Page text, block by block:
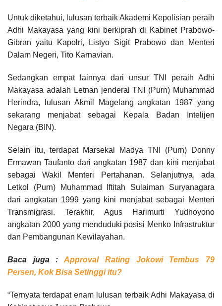
Untuk diketahui, lulusan terbaik Akademi Kepolisian peraih
Adhi Makayasa yang kini berkiprah di Kabinet Prabowo-
Gibran yaitu Kapolri, Listyo Sigit Prabowo dan Menteri
Dalam Negeri, Tito Karnavian.
Sedangkan empat lainnya dari unsur TNI peraih Adhi
Makayasa adalah Letnan jenderal TNI (Purn) Muhammad
Herindra, lulusan Akmil Magelang angkatan 1987 yang
sekarang menjabat sebagai Kepala Badan Intelijen
Negara (BIN).
Selain itu, terdapat Marsekal Madya TNI (Purn) Donny
Ermawan Taufanto dari angkatan 1987 dan kini menjabat
sebagai Wakil Menteri Pertahanan. Selanjutnya, ada
Letkol (Purn) Muhammad Iftitah Sulaiman Suryanagara
dari angkatan 1999 yang kini menjabat sebagai Menteri
Transmigrasi. Terakhir, Agus Harimurti Yudhoyono
angkatan 2000 yang menduduki posisi Menko Infrastruktur
dan Pembangunan Kewilayahan.
Baca juga :Approval Rating Jokowi Tembus 79
Persen, Kok Bisa Setinggi itu?
“Ternyata terdapat enam lulusan terbaik Adhi Makayasa di